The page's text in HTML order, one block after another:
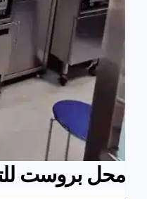
محل بروست